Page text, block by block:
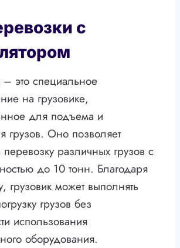
с
это специальное
на грузовике,
для подъема и
грузов. Оно позволяет
перевозку различных грузов с
до 10 тонн. Благодаря
грузовик может выполнять
грузов без
использования
оборудования.